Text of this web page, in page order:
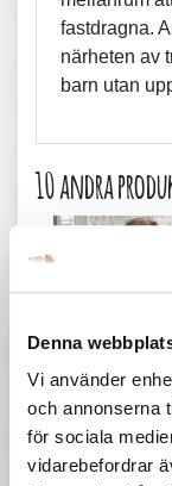
Denna
Vi använder
och annonserna
för sociala
vidarebefordrar
fastdragna.
närheten av
barn utan
10 andra
Little Bird